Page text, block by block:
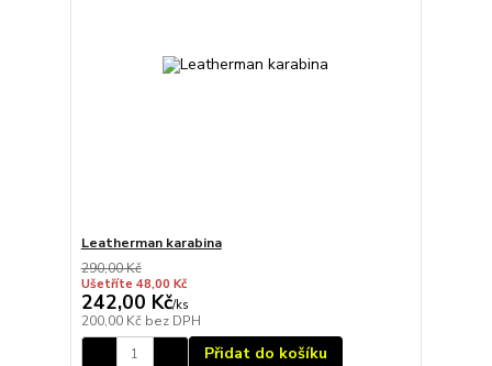
Leatherman karabina
290,00 Kč
Ušetříte 48,00 Kč
242,00 Kč/ks
200,00 Kč bez DPH
Přidat do košíku